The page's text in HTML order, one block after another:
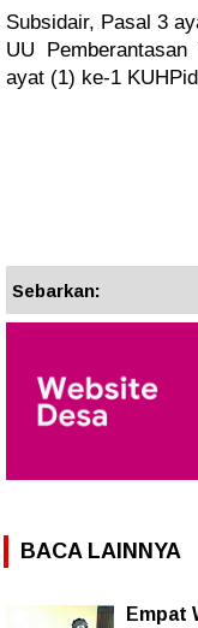
Subsidair, Pasal 3
UU
ayat (1) ke-1
Sebarkan:
BACA LAINNYA
Empat